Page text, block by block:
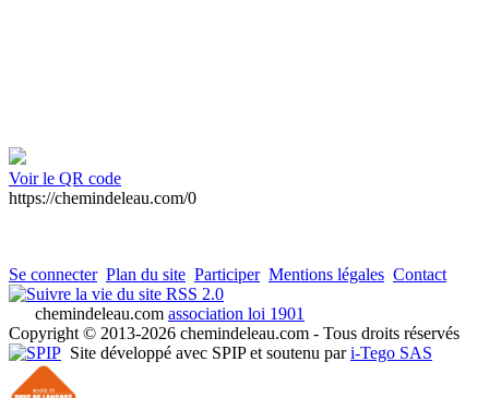
Voir le QR code
https://chemindeleau.com/0
Se connecter Plan du site Participer Mentions légales Contact
RSS 2.0
chemindeleau.com association loi 1901
Copyright © 2013-2026 chemindeleau.com - Tous droits réservés
Site développé avec SPIP et soutenu pari-Tego SAS